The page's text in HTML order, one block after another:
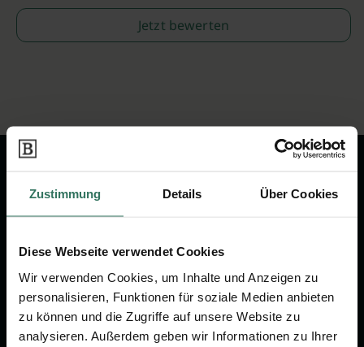
Zustimmung Details Über Cookies
Diese Webseite verwendet Cookies
Wir verwenden Cookies, um Inhalte und Anzeigen zu
personalisieren, Funktionen für soziale Medien anbieten
zu können und die Zugriffe auf unsere Website zu
analysieren. Außerdem geben wir Informationen zu Ihrer
Jetzt bewerten
Wir sind Ihr Ansprechpartner rund
Vorsorge.
Jetzt beraten lassen